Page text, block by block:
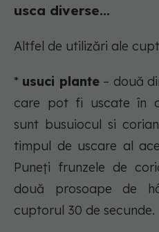
usca diverse...
Altfel de utilizări ale
* usuci plante– două
care pot fi uscate în
sunt busuiocul si
timpul de uscare al
Puneți frunzele de
două prosoape de
cuptorul 30 de secunde.